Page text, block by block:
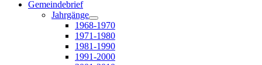
Gemeindebrief
Jahrgänge
1968-1970
1971-1980
1981-1990
1991-2000